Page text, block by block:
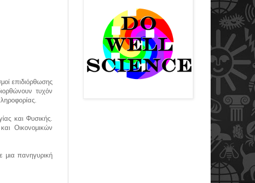
επιδιόρθωσης
τυχόν
και Φυσικής.
Οικονομικών
μια πανηγυρική